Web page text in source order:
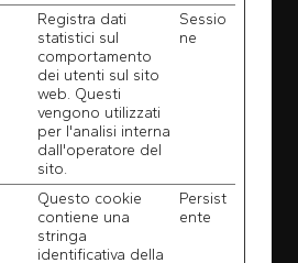
Registra dati
statistici sul
comportamento
dei utenti sul sito
web. Questi
vengono utilizzati
per l'analisi interna
dall'operatore del
sito.
Sessio
ne
Questo cookie
contiene una
stringa
identificativa della
Persist
ente